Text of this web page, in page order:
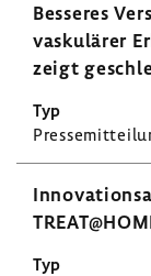
Besseres
vas­ku­lärer
zeigt